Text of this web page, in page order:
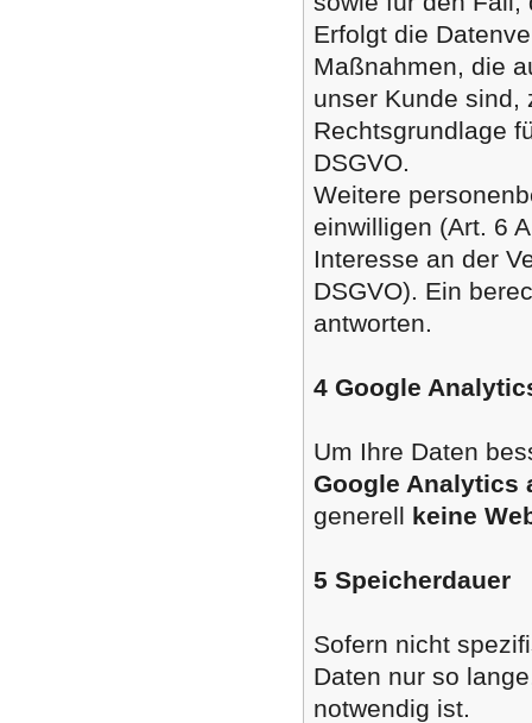
Erfolgt die
Maßnahmen, die
unser Kunde sind,
Rechtsgrundlage
DSGVO.
Weitere
einwilligen (Art. 6
Interesse an der
DSGVO). Ein
antworten.
4 Google
Um Ihre Daten
Google Analytics
generell keine
5 Speicherdauer
Sofern nicht
Daten nur so
notwendig ist.